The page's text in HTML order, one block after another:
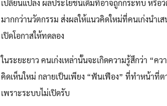
เปลี่ยนแปลง ผลประโยชน์เดิมที่อาจถูกกระทบ หรื
มากกว่านวัตกรรม ส่งผลให้แนวคิดใหม่ที่คนเก่งนำเ
เปิดโอกาสให้ทดลอง
ในระยะยาว คนเก่งเหล่านั้นจะเกิดความรู้สึกว่า “ค
คิดเห็นใหม่ กลายเป็นเพียง “ฟันเฟือง” ที่ทำหน้าที่ต
เพราะระบบไม่เปิดรับ